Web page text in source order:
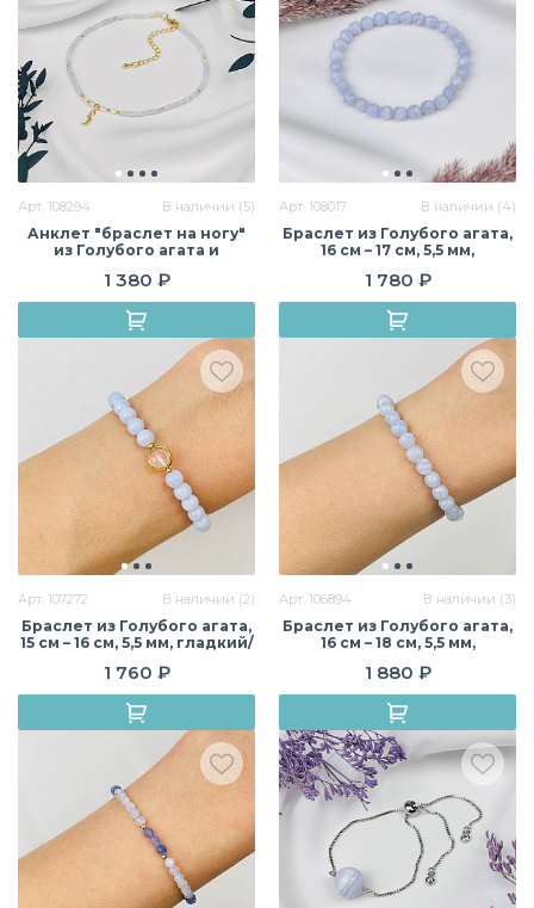
Арт. 108294 В наличии (5)
Анклет "браслет на ногу"
из Голубого агата и
1 380 ₽
Арт. 108017 В наличии (4)
Браслет из Голубого агата,
16 см – 17 см, 5,5 мм,
1 780 ₽
Арт. 107272 В наличии (2)
Браслет из Голубого агата,
15 см – 16 см, 5,5 мм, гладкий/
1 760 ₽
Арт. 106894 В наличии (3)
Браслет из Голубого агата,
16 см – 18 см, 5,5 мм,
1 880 ₽